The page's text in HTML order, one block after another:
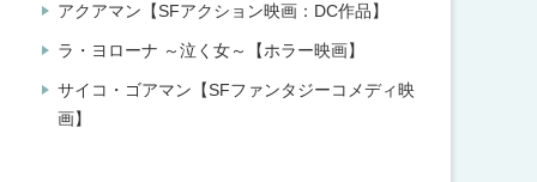
アクアマン【SFアクション映画：DC作品】
ラ・ヨローナ ～泣く女～【ホラー映画】
サイコ・ゴアマン【SFファンタジーコメディ映
画】